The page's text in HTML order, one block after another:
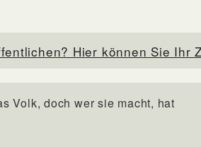
Hier können Sie Ihr
Volk, doch wer sie macht, hat